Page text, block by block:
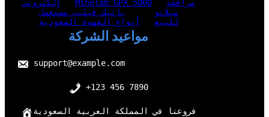
الكتروني
Minelab GPX 5000
مرافقه
ميلانو
باتيك فيليب مستعمل
للبيع
أنواع القهوة السعودية
مواعيد الشركة
support@example.com
+123 456 7890
فروعنا في المملكة العربية السعودية